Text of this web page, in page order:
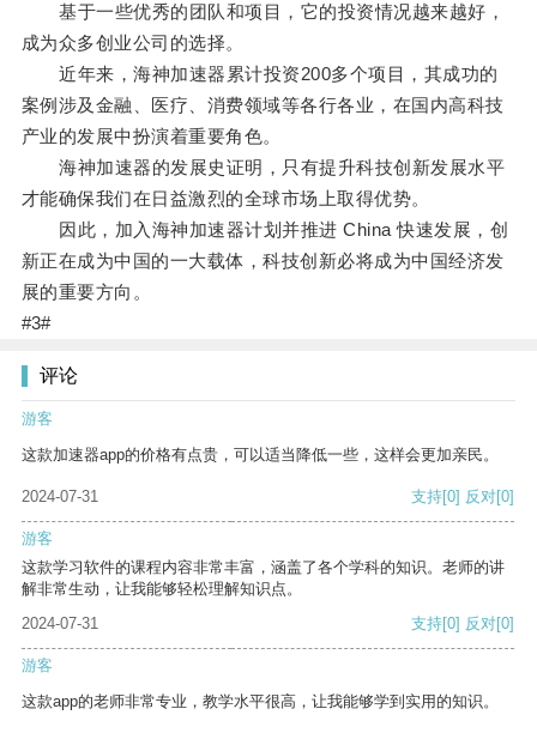
基于一些优秀的团队和项目，它的投资情况越来越好，
成为众多创业公司的选择。
近年来，海神加速器累计投资200多个项目，其成功的
案例涉及金融、医疗、消费领域等各行各业，在国内高科技
产业的发展中扮演着重要角色。
海神加速器的发展史证明，只有提升科技创新发展水平
才能确保我们在日益激烈的全球市场上取得优势。
因此，加入海神加速器计划并推进 China 快速发展，创
新正在成为中国的一大载体，科技创新必将成为中国经济发
展的重要方向。
#3#
评论
游客
这款加速器app的价格有点贵，可以适当降低一些，这样会更加亲民。
2024-07-31 支持[0] 反对[0]
游客
这款学习软件的课程内容非常丰富，涵盖了各个学科的知识。老师的讲
解非常生动，让我能够轻松理解知识点。
2024-07-31
支持[0] 反对[0]
游客
这款app的老师非常专业，教学水平很高，让我能够学到实用的知识。